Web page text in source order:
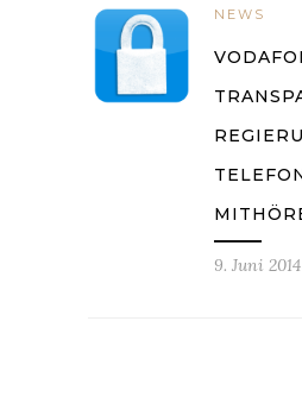
NEWS
9. Juni 2014